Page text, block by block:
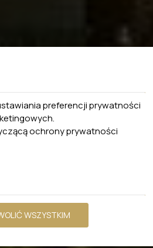
preferencji prywatności
ochrony prywatności
WSZYSTKIM